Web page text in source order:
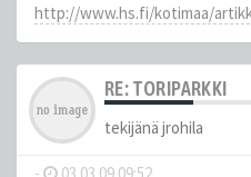
http://www.hs.fi/kotimaa/
RE: TORIPARKKI
tekijänä jrohila